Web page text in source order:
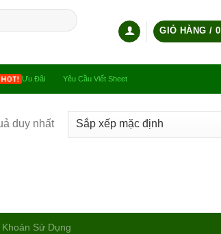
GIỎ HÀNG /
Ưu Đãi Yêu Cầu Viết Sheet
duy nhất
Sử Dụng